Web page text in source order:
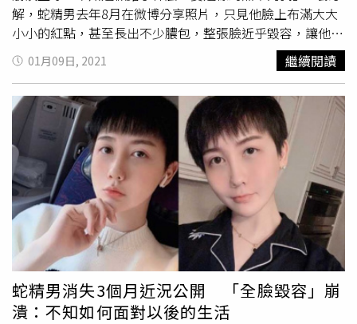
解，蛇精男去年8月在微博分享照片，只見他臉上布滿大大
小小的紅點，甚至長出不少膿包，整張臉近乎毀容，讓他崩
潰不已，難過地說「我不知道該如何去面對我的臉和以後的
生活，我真的無力去更新任何日常。」自此之後，劉梓晨便
很少更新動態，最新一次已是去年的12月9日，身體狀況令
人擔憂。時隔1個月，蛇精男今日上午終於發文，卻自爆
「我感染新冠了」，隨後解釋神隱的原因，指「消失的這段
時間裡，是因為臉毀容，而近期又因為身體各種不適，查出
了感染新冠病毒，呈陽性。我真的好難過，不知道做錯了什
麼要這樣對無辜的我，太難過了，好無助，真的！打完這段
話眼淚不自覺的流了下來。」貼文曝光後，不少網友紛紛留
言打氣「黑了這麼久黑出感情了，不過還是祝你早日康復加
油」、「會好起來的」、「這時候就別罵了吧，早日康
復」、「雖然我不喜歡你，但是得了新冠還是希望你能早日
康復，健健康康的」、「沒事的！不管是臉還是身體，都會
好起來的！不要灰心，不要難過」、「要照顧好自己」。
01月09日, 2021 繼續閱讀
蛇精男消失3個月近況公開 「全臉毀容」崩
潰：不知如何面對以後的生活